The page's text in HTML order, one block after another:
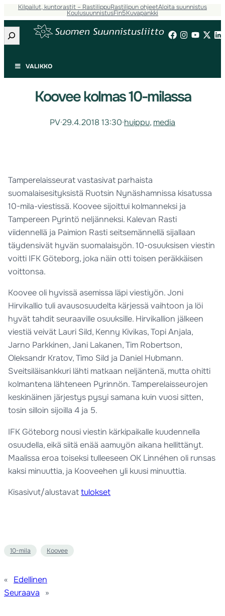
Kilpailut, kuntorastit – RastilippuRastilipun ohjeetAloita suunnistus
KoulusuunnistusFin5Kuvapankki
Etsi
VALIKKO
Koovee kolmas 10-milassa
PV·29.4.2018 13:30·huippu, media
Tamperelaisseurat vastasivat parhaista
suomalaisesityksistä Ruotsin Nynäshamnissa kisatussa
10-mila-viestissä. Koovee sijoittui kolmanneksi ja
Tampereen Pyrintö neljänneksi. Kalevan Rasti
viidennellä ja Paimion Rasti seitsemännellä sijallaan
täydensivät hyvän suomalaisyön. 10-osuuksisen viestin
voitti IFK Göteborg, joka näin otti toisen peräkkäisen
voittonsa.
Koovee oli hyvissä asemissa läpi viestiyön. Joni
Hirvikallio tuli avausosuudelta kärjessä vaihtoon ja löi
hyvät tahdit seuraaville osuuksille. Hirvikallion jälkeen
viestiä veivät Lauri Sild, Kenny Kivikas, Topi Anjala,
Jarno Parkkinen, Jani Lakanen, Tim Robertson,
Oleksandr Kratov, Timo Sild ja Daniel Hubmann.
Sveitsiläisankkuri lähti matkaan neljäntenä, mutta ohitti
kolmantena lähteneen Pyrinnön. Tamperelaisseurojen
keskinäinen järjestys pysyi samana kuin vuosi sitten,
tosin silloin sijoilla 4 ja 5.
IFK Göteborg nousi viestin kärkipaikalle kuudennella
osuudella, eikä siitä enää aamuyön aikana hellittänyt.
Maalissa eroa toiseksi tulleeseen OK Linnéhen oli runsas
kaksi minuuttia, ja Kooveehen yli kuusi minuuttia.
Kisasivut/alustavattulokset
10-mila Koovee
«
Edellinen
Seuraava
»